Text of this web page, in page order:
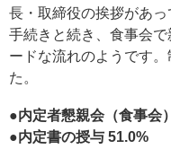
長・取締役の挨拶があ
手続きと続き、食事会
ードな流れのようです
た。
●内定者懇親会（食事会
●内定書の授与 51.0%